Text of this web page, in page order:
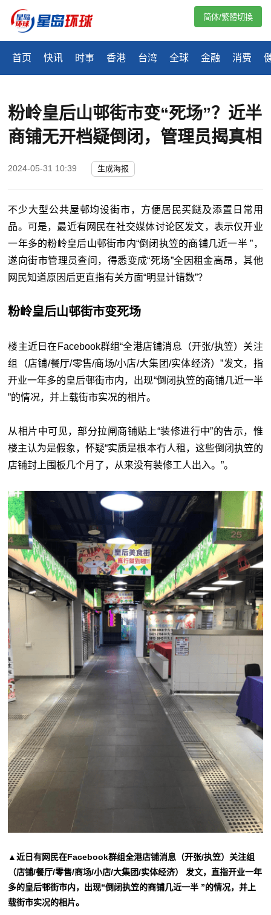
首页 快讯 时事 香港 台湾 全球 金融 消费
简体/繁體切換
粉岭皇后山邨街市变“死场”？近半
商铺无开档疑倒闭，管理员揭真相
2024-05-31 10:39 生成海报
不少大型公共屋邨均设街市，方便居民买餸及添置日常用
品。可是，最近有网民在社交媒体讨论区发文，表示仅开业
一年多的粉岭皇后山邨街市内“倒闭执笠的商铺几近一半 ”，
遂向街市管理员查问，得悉变成“死场”全因租金高昂，其他
网民知道原因后更直指有关方面“明显计错数”？
粉岭皇后山邨街市变死场
楼主近日在Facebook群组“全港店铺消息（开张/执笠）关注
组（店铺/餐厅/零售/商场/小店/大集团/实体经济）”发文，指
开业一年多的皇后邨街市内，出现“倒闭执笠的商铺几近一半
”的情况，并上载街市实况的相片。
从相片中可见，部分拉闸商铺贴上“装修进行中”的告示，惟
楼主认为是假象，怀疑“实质是根本冇人租，这些倒闭执笠的
店铺封上围板几个月了，从来没有装修工人出入。”。
▲近日有网民在Facebook群组全港店铺消息（开张/执笠）关注组
（店铺/餐厅/零售/商场/小店/大集团/实体经济） 发文，直指开业一年
多的皇后邨街市内，出现“倒闭执笠的商铺几近一半 ”的情况，并上
载街市实况的相片。